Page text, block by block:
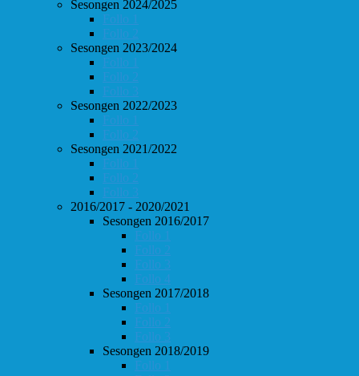
Sesongen 2024/2025
Follo 1
Follo 2
Sesongen 2023/2024
Follo 1
Follo 2
Follo 3
Sesongen 2022/2023
Follo 1
Follo 2
Sesongen 2021/2022
Follo 1
Follo 2
Follo 3
2016/2017 - 2020/2021
Sesongen 2016/2017
Follo 1
Follo 2
Follo 3
Follo 4
Sesongen 2017/2018
Follo 1
Follo 2
Follo 3
Sesongen 2018/2019
Follo 1